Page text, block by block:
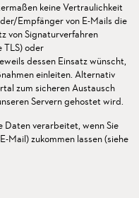
keine Vertraulichkeit
Empfänger von E-Mails die
von Signaturverfahren
TLS) oder
dessen Einsatz wünscht,
einleiten. Alternativ
zum sicheren Austausch
Servern gehostet wird.
Daten verarbeitet, wenn Sie
Mail) zukommen lassen (siehe